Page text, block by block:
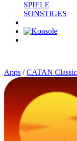
SPIELE
SONSTIGES
Apps /CATAN